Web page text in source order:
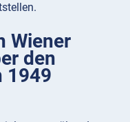
Wiener
den
1949